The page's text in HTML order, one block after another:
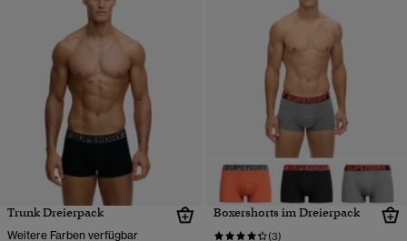
Trunk Dreierpack
Weitere Farben verfügbar
Boxershorts im Dreierpack
(3)